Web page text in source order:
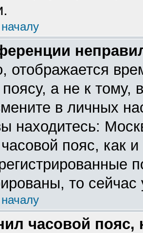
отображается
а не к тому,
в личных
находитесь:
пояс, как
то
часовой пояс,